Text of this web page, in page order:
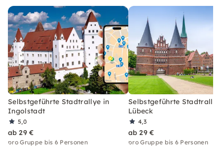
Selbstgeführte Stadtrallye in
Ingolstadt
5,0
ab 29 €
pro Gruppe bis 6 Personen
Selbstgeführte
Lübeck
4,3
ab 29 €
pro Gruppe bis 6 Personen